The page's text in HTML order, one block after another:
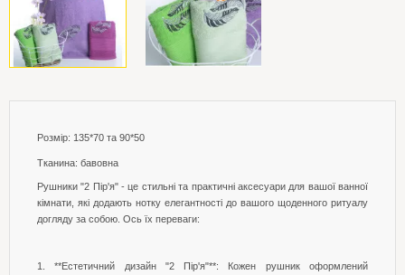
Розмір: 135*70 та 90*50
Тканина: бавовна
Рушники "2 Пір'я" - це стильні та практичні аксесуари для вашої ванної
кімнати, які додають нотку елегантності до вашого щоденного ритуалу
догляду за собою. Ось їх переваги:
1. **Естетичний дизайн "2 Пір'я"**: Кожен рушник оформлений